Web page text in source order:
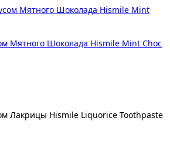
Мятного Шоколада Hismile Mint Choc
Лакрицы Hismile Liquorice Toothpaste